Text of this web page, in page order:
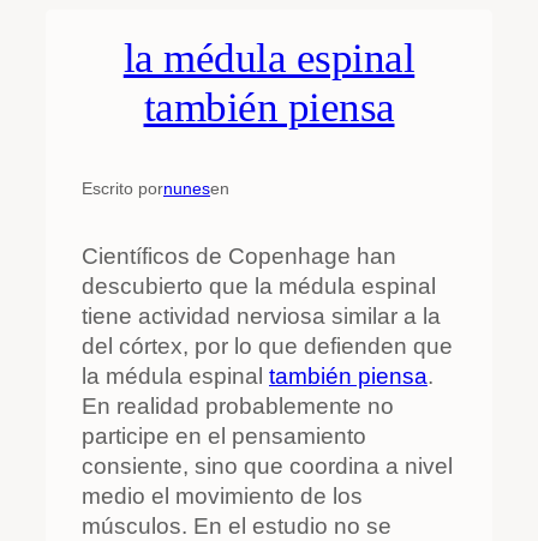
la médula espinal
también piensa
Escrito pornunesen
Científicos de Copenhage han
descubierto que la médula espinal
tiene actividad nerviosa similar a la
del córtex, por lo que defienden que
la médula espinal también piensa.
En realidad probablemente no
participe en el pensamiento
consiente, sino que coordina a nivel
medio el movimiento de los
músculos. En el estudio no se